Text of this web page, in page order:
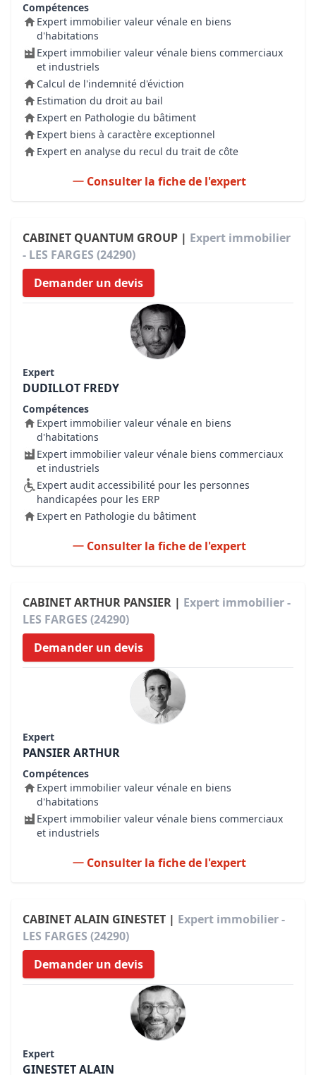
Compétences
Expert immobilier valeur vénale en biens
d'habitations
Expert immobilier valeur vénale biens commerciaux
et industriels
Calcul de l'indemnité d'éviction
Estimation du droit au bail
Expert en Pathologie du bâtiment
Expert biens à caractère exceptionnel
Expert en analyse du recul du trait de côte
Consulter la fiche de l'expert
CABINET QUANTUM GROUP | Expert immobilier
- LES FARGES (24290)
Demander un devis
Expert
DUDILLOT FREDY
Compétences
Expert immobilier valeur vénale en biens
d'habitations
Expert immobilier valeur vénale biens commerciaux
et industriels
Expert audit accessibilité pour les personnes
handicapées pour les ERP
Expert en Pathologie du bâtiment
Consulter la fiche de l'expert
CABINET ARTHUR PANSIER | Expert immobilier -
LES FARGES (24290)
Demander un devis
Expert
PANSIER ARTHUR
Compétences
Expert immobilier valeur vénale en biens
d'habitations
Expert immobilier valeur vénale biens commerciaux
et industriels
Consulter la fiche de l'expert
CABINET ALAIN GINESTET | Expert immobilier -
LES FARGES (24290)
Demander un devis
Expert
GINESTET ALAIN